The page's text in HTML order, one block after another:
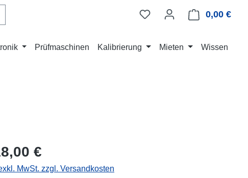
0,00 €
Prüfmaschinen Kalibrierung Mieten Wissen
Preis: €
MwSt. zzgl. Versandkosten